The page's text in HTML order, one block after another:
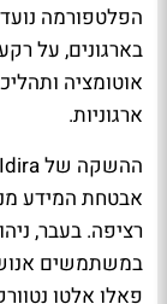
הפלטפורמה
בארגונים, על
אוטומציה
ארגוניות.
אבטחת המידע
במשתמשים
פאלו אלטו